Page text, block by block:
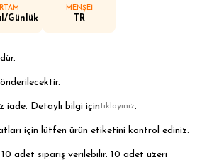
Günlük
MENŞEİ
TR
iade. Detaylı bilgi içintıklayınız.
için lütfen ürün etiketini kontrol ediniz.
adet sipariş verilebilir. 10 adet üzeri